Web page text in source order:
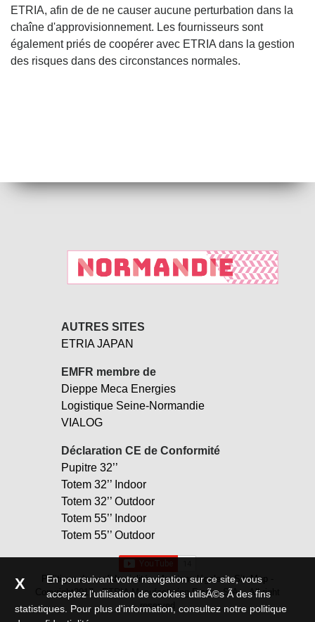
ETRIA, afin de de ne causer aucune perturbation dans la
chaîne d'approvisionnement. Les fournisseurs sont
également priés de coopérer avec ETRIA dans la gestion
des risques dans des circonstances normales.
AUTRES SITES
ETRIA JAPAN
EMFR membre de
Dieppe Meca Energies
Logistique Seine-Normandie
VIALOG
Déclaration CE de Conformité
Pupitre 32’’
Totem 32’’ Indoor
Totem 32’’ Outdoor
Totem 55’’ Indoor
Totem 55’’ Outdoor
Politique de confidentialité-Mentions légales-SiteMap
Copyright2017 - ETRIA Manufacturing France S.A. - All right
reserved
X
En poursuivant votre navigation sur ce site, vous
acceptez l'utilisation de cookies utilsÃ©s Ã des fins
statistiques. Pour plus d'information, consultez notre politique